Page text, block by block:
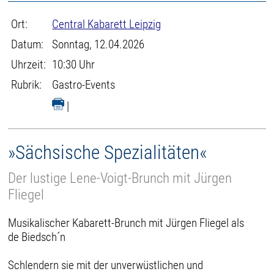
Ort:
Central Kabarett Leipzig
Datum:
Sonntag, 12.04.2026
Uhrzeit: 10:30 Uhr
Rubrik:
Gastro-Events
|
»Sächsische Spezialitäten«
Der lustige Lene-Voigt-Brunch mit Jürgen
Fliegel
Musikalischer Kabarett-Brunch mit Jürgen Fliegel als
de Biedsch´n
Schlendern sie mit der unverwüstlichen und